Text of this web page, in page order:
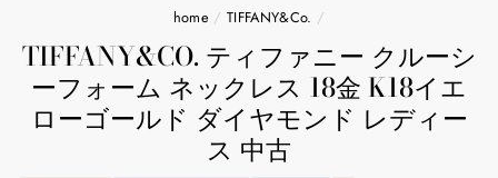
home / TIFFANY&Co. /
TIFFANY&CO. ティファニー クルーシ
ーフォーム ネックレス 18金 K18イエ
ローゴールド ダイヤモンド レディー
ス 中古